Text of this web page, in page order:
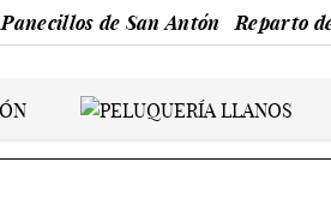
Panecillos de San Antón Reparto